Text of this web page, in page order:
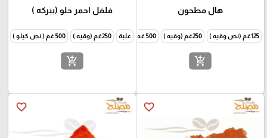
هال مطحون
125غم (نص وقيه ) 250غم (وقيه ) 500 غم ( نص كيلو ) 1000غم (كيلو )
add_shopping_cart
فلفل احمر حلو (ببركه )
علبة 250غم (وقيه ) 500 غم ( نص كيلو )
add_shopping_cart
favorite_border
favorite_border